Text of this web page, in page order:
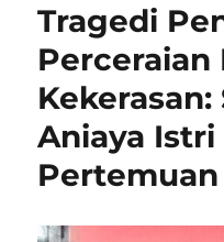
Tragedi
Perceraian
Aniaya Istri
Pertemuan